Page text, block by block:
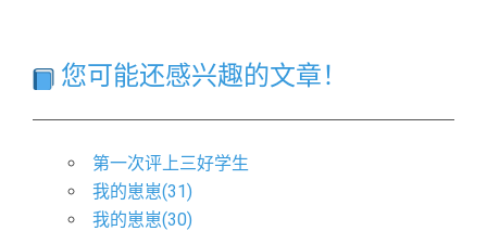
您可能还感兴趣的文章！
第一次评上三好学生
我的崽崽(31)
我的崽崽(30)